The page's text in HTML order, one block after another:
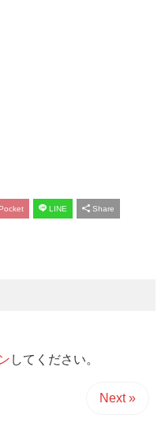
LINE Share
してください。
Next »